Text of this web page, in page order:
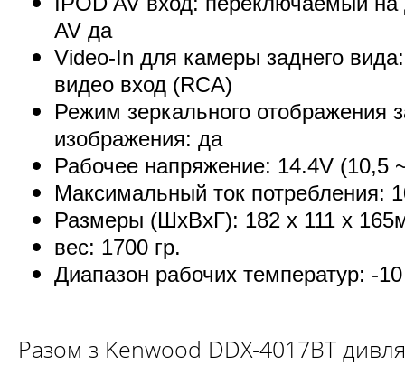
AV да
Video-In для камеры заднего
видео вход (RCA)
Режим зеркального отображения
изображения: да
Рабочее напряжение: 14.4V (10,5
Максимальный ток потребления:
Размеры (ШхВхГ): 182 х 111 х
вес: 1700 гр.
Диапазон рабочих температур: -
Разом з Kenwood DDX-4017BT